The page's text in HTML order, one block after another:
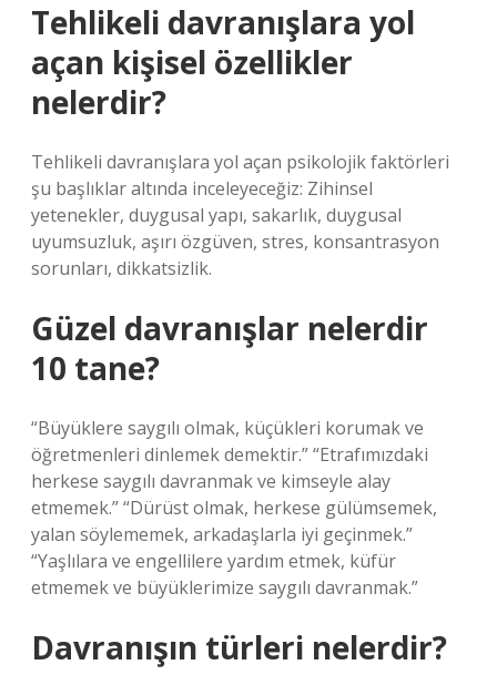
Tehlikeli davranışlara yol
açan kişisel özellikler
nelerdir?
Tehlikeli davranışlara yol açan psikolojik faktörleri
şu başlıklar altında inceleyeceğiz: Zihinsel
yetenekler, duygusal yapı, sakarlık, duygusal
uyumsuzluk, aşırı özgüven, stres, konsantrasyon
sorunları, dikkatsizlik.
Güzel davranışlar nelerdir
10 tane?
“Büyüklere saygılı olmak, küçükleri korumak ve
öğretmenleri dinlemek demektir.” “Etrafımızdaki
herkese saygılı davranmak ve kimseyle alay
etmemek.” “Dürüst olmak, herkese gülümsemek,
yalan söylememek, arkadaşlarla iyi geçinmek.”
“Yaşlılara ve engellilere yardım etmek, küfür
etmemek ve büyüklerimize saygılı davranmak.”
Davranışın türleri nelerdir?